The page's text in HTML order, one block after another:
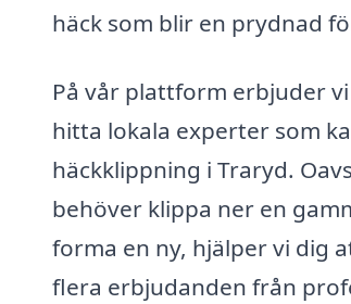
häck som blir en prydnad
På vår plattform erbjuder
hitta lokala experter som
häckklippning i Traryd.
behöver klippa ner en
forma en ny, hjälper vi dig
flera erbjudanden från